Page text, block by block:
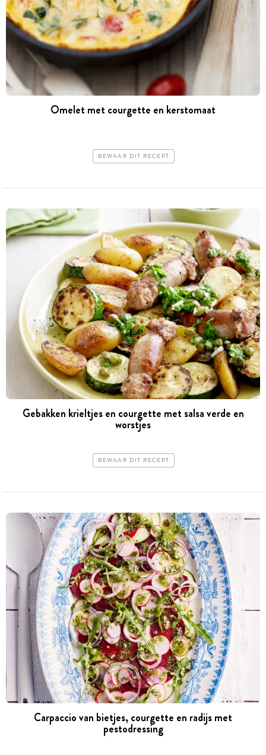
Omelet met courgette en kerstomaat
BEWAAR DIT RECEPT
Gebakken krieltjes en courgette met salsa verde en
worstjes
BEWAAR DIT RECEPT
Carpaccio van bietjes, courgette en radijs met
pestodressing